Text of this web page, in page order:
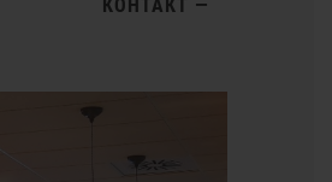
КОНТАКТ —